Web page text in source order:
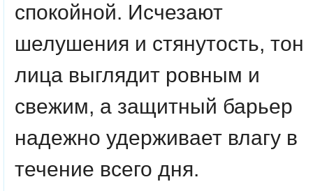
спокойной. Исчезают
шелушения и стянутость, тон
лица выглядит ровным и
свежим, а защитный барьер
надежно удерживает влагу в
течение всего дня.